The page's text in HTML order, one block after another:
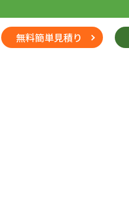
無料簡単見積り